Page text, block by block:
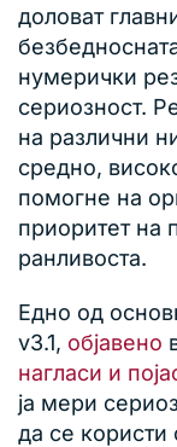
доловат
нумерички
сериозност.
на различни
средно,
помогне на
приоритет на
ранливоста.
Едно од
v3.1, објавено
нагласи и
ја мери
да се користи